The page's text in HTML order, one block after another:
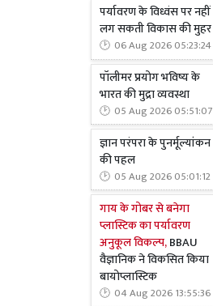
पर्यावरण के विध्वंस पर नहीं
लग सकती विकास की मुहर
06 Aug 2026 05:23:24
पॉलीमर प्रयोग भविष्य के
भारत की मुद्रा व्यवस्था
05 Aug 2026 05:51:07
ज्ञान परंपरा के पुनर्मूल्यांकन
की पहल
05 Aug 2026 05:01:12
गाय के गोबर से बनेगा
प्लास्टिक का पर्यावरण
अनुकूल विकल्प,BBAU
वैज्ञानिक ने विकसित किया
बायोप्लास्टिक
04 Aug 2026 13:55:36